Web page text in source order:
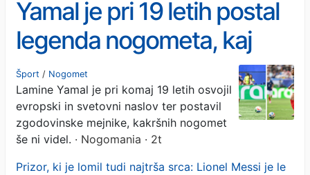
Yamal je pri 19 letih postal
legenda nogometa, kaj
sploh še ostane
svetovnemu in
evropskemu prvaku?
Šport / Nogomet
Lamine Yamal je pri komaj 19 letih osvojil
evropski in svetovni naslov ter postavil
zgodovinske mejnike, kakršnih nogomet
še ni videl. · Nogomania · 2t
Prizor, ki je lomil tudi najtrša srca: Lionel Messi je le